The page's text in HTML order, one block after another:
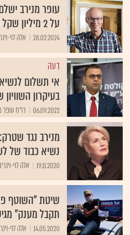
עופר מנירב
על 2 מיליון שקל שקיבל כתובע ייצוגי
28.02.2024 אלה לוי-
דעה
אי תשלום
בעיקרון
06.09.2022 רו"ח עופר
מנירב נגד
נשיא כבוד של
19.11.2020 אלה לוי-
שיטת "השוטף
תקבל מענק"
14.05.2020 אלה לוי-